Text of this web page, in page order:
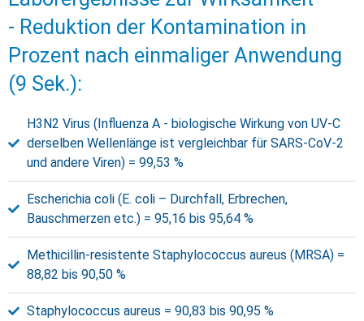
- Reduktion der Kontamination in
Prozent nach einmaliger Anwendung
(9 Sek.):
H3N2 Virus (Influenza A - biologische Wirkung von UV-C
derselben Wellenlänge ist vergleichbar für SARS-CoV-2
und andere Viren) = 99,53 %
Escherichia coli (E. coli – Durchfall, Erbrechen,
Bauschmerzen etc.) = 95,16 bis 95,64 %
Methicillin-resistente Staphylococcus aureus (MRSA) =
88,82 bis 90,50 %
Staphylococcus aureus = 90,83 bis 90,95 %